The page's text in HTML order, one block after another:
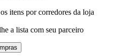
itens por corredores da loja
a lista com seu parceiro